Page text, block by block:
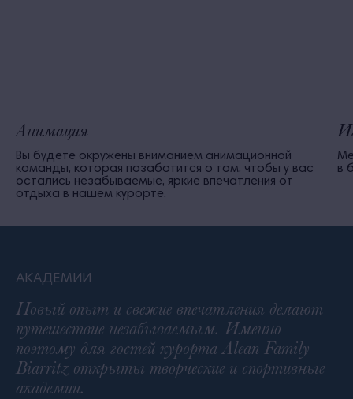
Анимация
Вы будете окружены вниманием анимационной
команды, которая позаботится о том, чтобы у вас
остались незабываемые, яркие впечатления от
отдыха в нашем курорте.
в
АКАДЕМИИ
Новый опыт и свежие впечатления делают
путешествие незабываемым. Именно
поэтому для гостей курорта Alean Family
Biarritz открыты творческие и спортивные
академии.